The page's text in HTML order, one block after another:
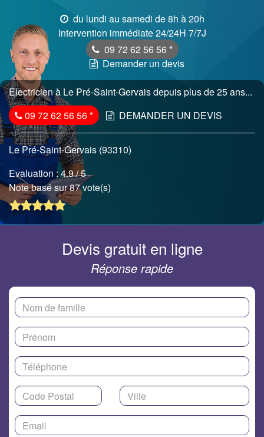
du lundi au samedi de 8h à 20h
Intervention immédiate 24/24H 7/7J
09 72 62 56 56 *
Demander un devis
Electricien à Le Pré-Saint-Gervais depuis plus de 25 ans...
09 72 62 56 56* DEMANDER UN DEVIS
Le Pré-Saint-Gervais (93310)
Evaluation :4.9/ 5
Note basé sur 87 vote(s)
Devis gratuit en ligne
Réponse rapide